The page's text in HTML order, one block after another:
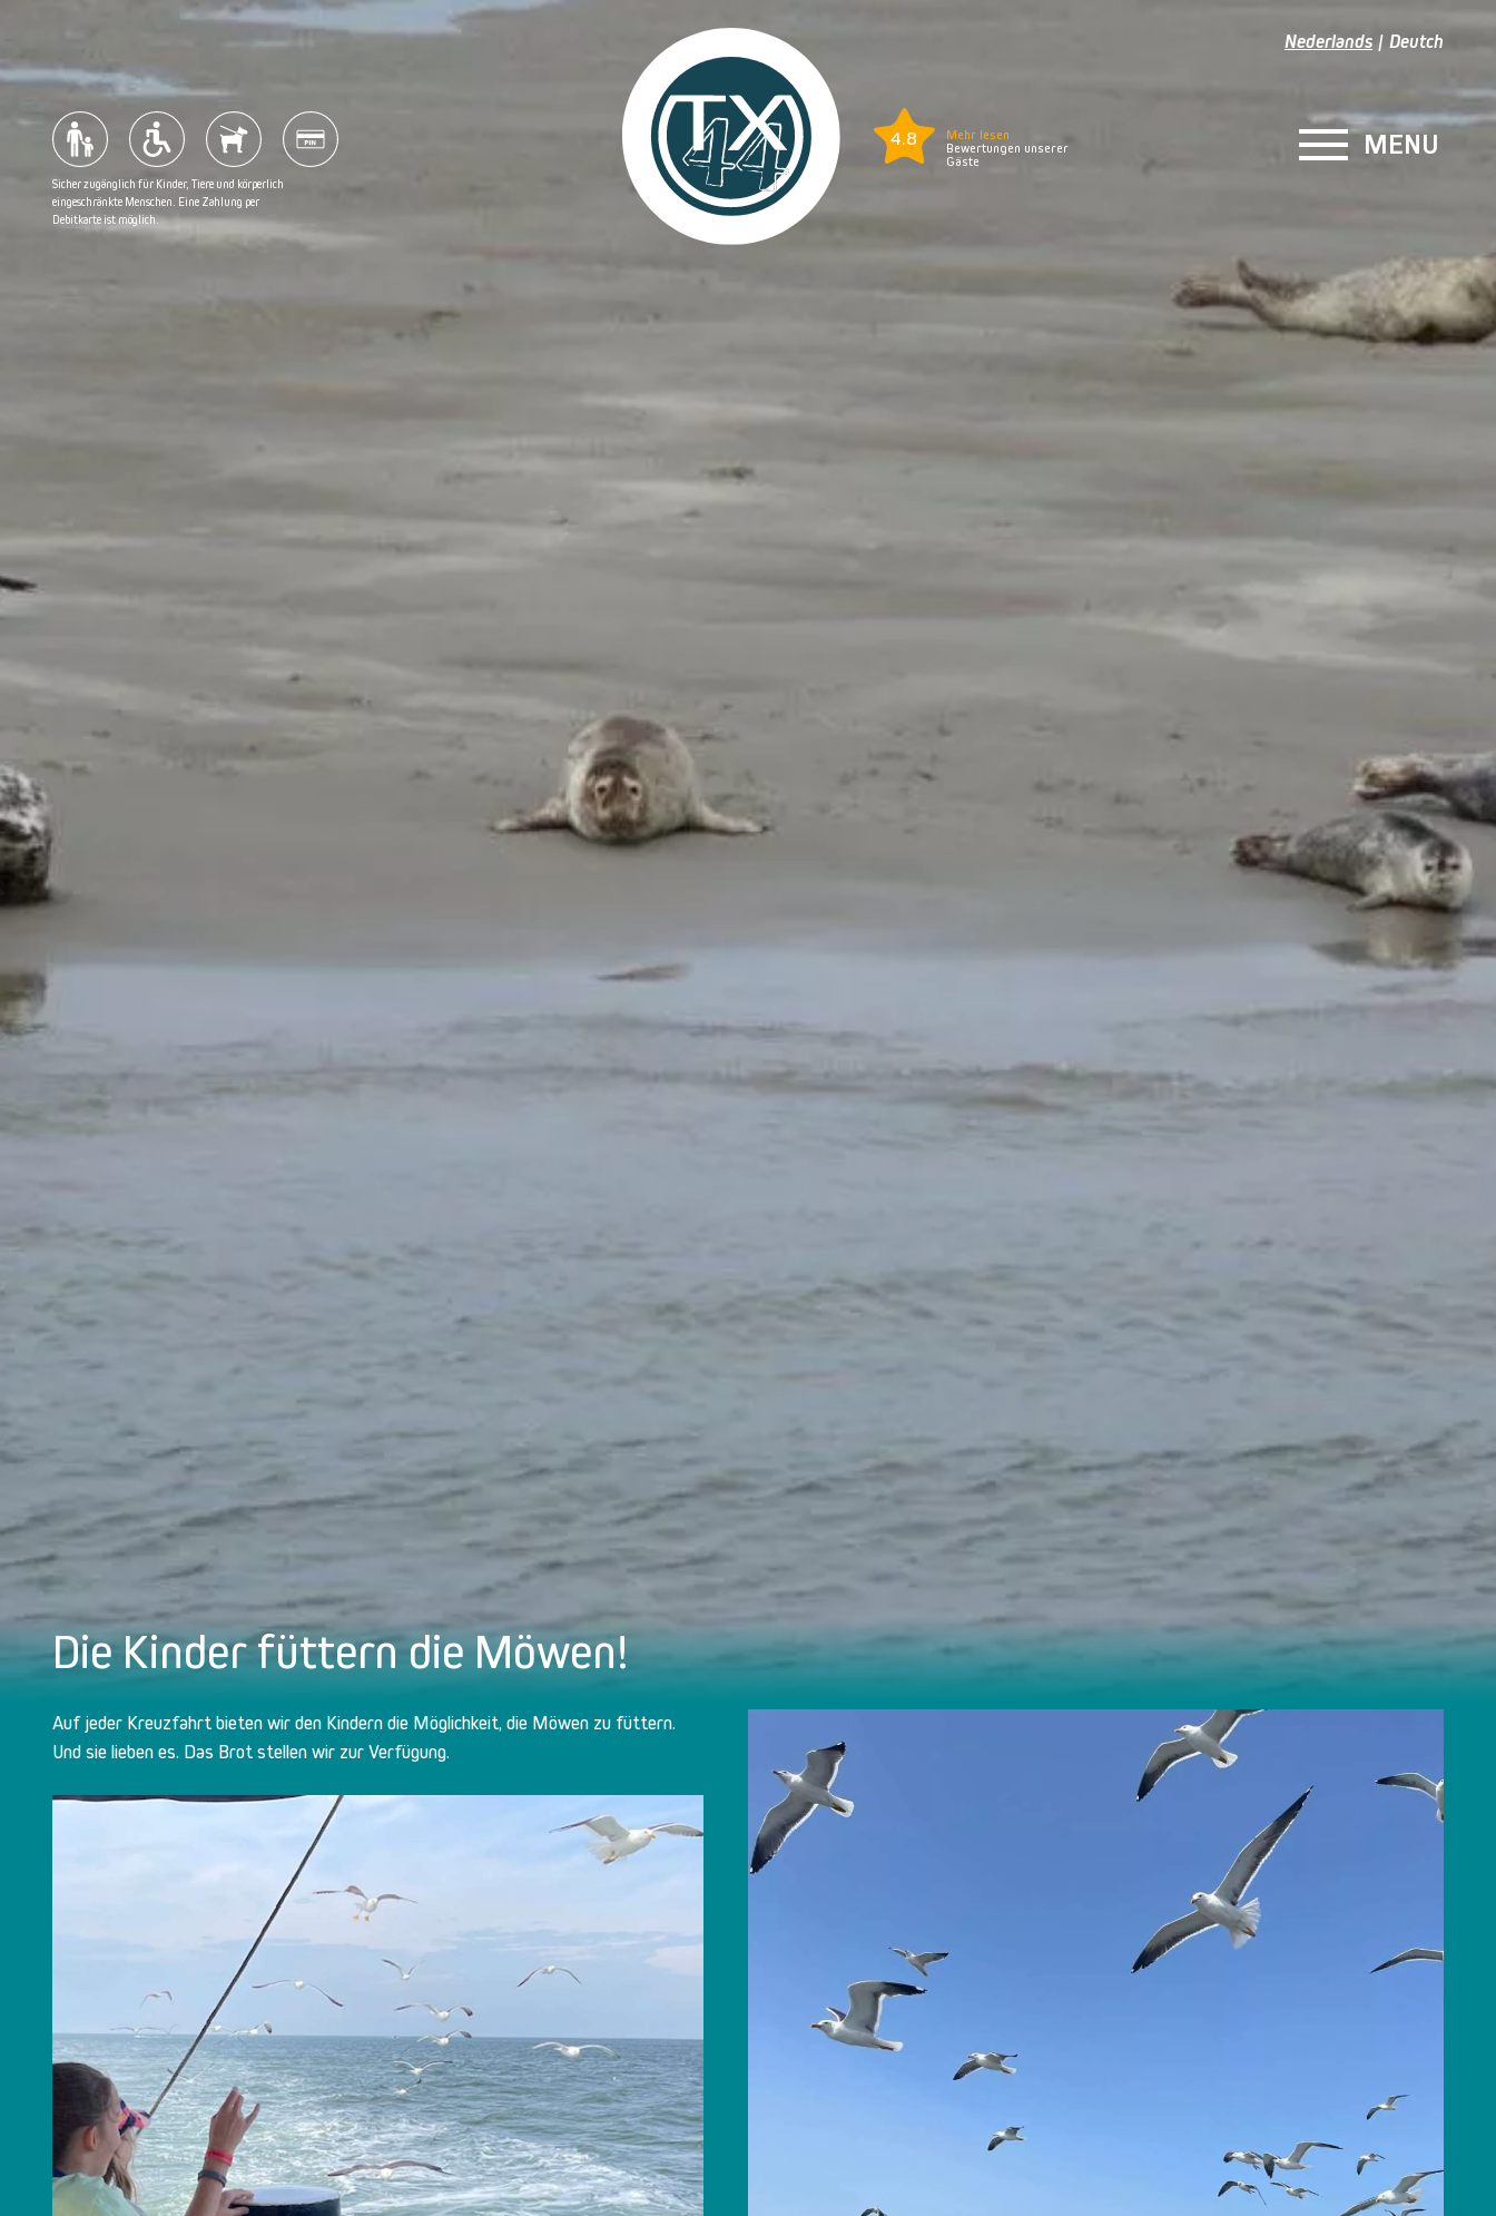
Nederlands Deutch
MENU
4.8
Mehr lesen
Bewertungen unserer
Gäste
Sicher zugänglich für Kinder, Tiere und körperlich
eingeschränkte Menschen. Eine Zahlung per
Debitkarte ist möglich.
Die Kinder füttern die Möwen!
Auf jeder Kreuzfahrt bieten wir den Kindern die Möglichkeit, die Möwen zu füttern.
Und sie lieben es. Das Brot stellen wir zur Verfügung.
Seehunde
Sommerabendkreuzfahrt
Segelroute
Gruppenrabatt
Häufig gestellte Fragen
Möchten Sie Ihre Erfahrungen auf Google teilen?